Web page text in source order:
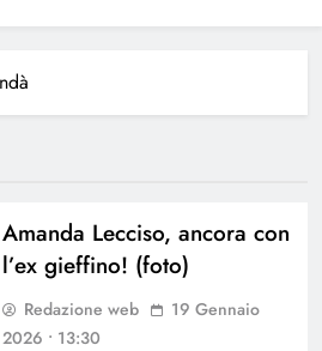
Amanda Lecciso, ancora con
l’ex gieffino! (foto)
Redazione web
19 Gennaio
2026 • 13:30